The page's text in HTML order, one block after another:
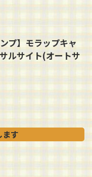
プ】モラップキャ
ルサイト(オートサ
す